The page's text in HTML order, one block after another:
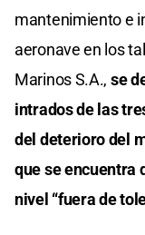
mantenimiento e
aeronave en los
Marinos S.A., se
intrados de las
del deterioro del
que se encuentra
nivel “fuera de